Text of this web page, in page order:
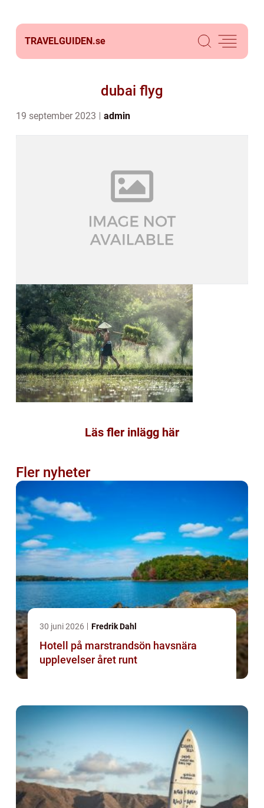
TRAVELGUIDEN.se
dubai flyg
19 september 2023 admin
Läs fler inlägg här
Fler nyheter
30 juni 2026 Fredrik Dahl
Hotell på marstrandsön havsnära
upplevelser året runt